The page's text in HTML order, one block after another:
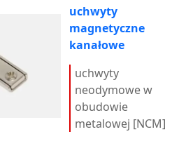
uchwyty
magnetyczne
kanałowe
uchwyty
neodymowe w
obudowie
metalowej [NCM]